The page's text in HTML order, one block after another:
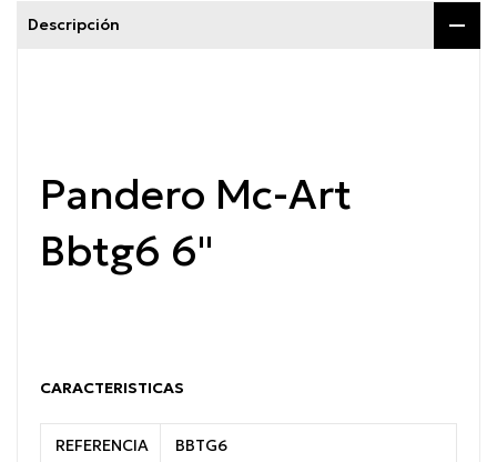
Descripción
Pandero Mc-Art
Bbtg6 6"
CARACTERISTICAS
REFERENCIA BBTG6